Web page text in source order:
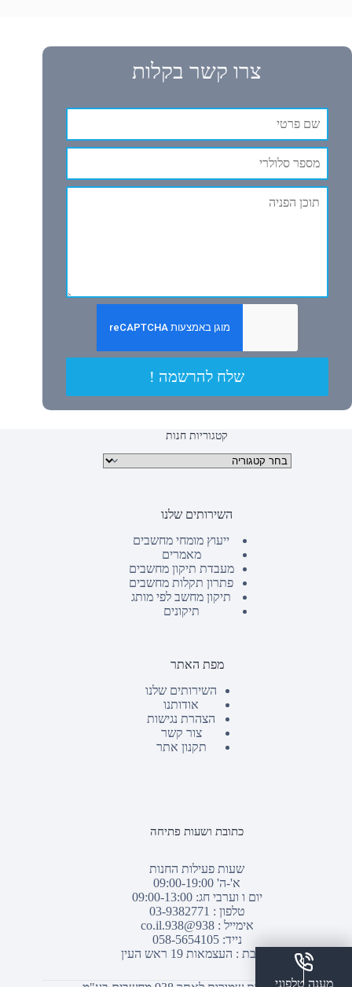
צרו קשר בקלות
שלח להרשמה !
קטגוריות חנות
קטגוריות מוצרים
השירותים שלנו
ייעוץ מומחי מחשבים
מאמרים
מעבדת תיקון מחשבים
פתרון תקלות מחשבים
תיקון מחשב לפי מותג
תיקונים
מפת האתר
השירותים שלנו
אודותנו
הצהרת נגישות
צור קשר
תקנון אתר
כתובת ושעות פתיחה
שעות פעילות החנות
א'-ה' 09:00-19:00
יום ו וערבי חג: 09:00-13:00
טלפון : 03-9382771
אימייל :938@938.co.il
נייד: 058-5654105
כתובת : העצמאות 19 ראש העין
מענה טלפוני